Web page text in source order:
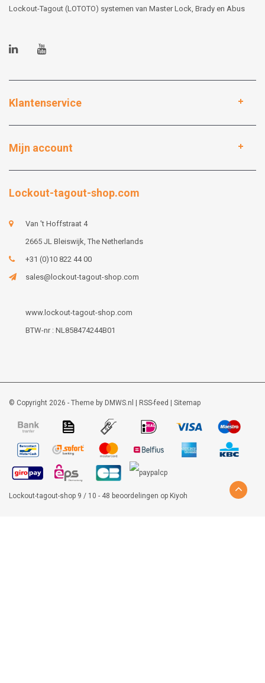
Lockout-Tagout (LOTOTO) systemen van Master Lock, Brady en Abus
Klantenservice
Mijn account
Lockout-tagout-shop.com
Van 't Hoffstraat 4
2665 JL Bleiswijk, The Netherlands
+31 (0)10 822 44 00
sales@lockout-tagout-shop.com
www.lockout-tagout-shop.com
BTW-nr : NL858474244B01
© Copyright 2026 - Theme by DMWS.nl RSS-feed Sitemap
Lockout-tagout-shop 9 / 10 - 48 beoordelingen op Kiyoh